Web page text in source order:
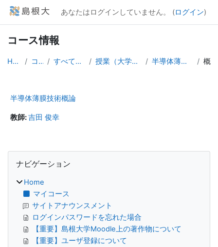
メインコンテンツへスキップする
あなたはログインしていません。 (ログイン)
コース情報
Home コース すべてのコース 授業（大学院生向け） 半導体薄膜技術概論 概要
半導体薄膜技術概論
教師:吉田 俊幸
ブロック
ナビゲーション
Home
マイコース
サイトアナウンスメント
ログインパスワードを忘れた場合
【重要】島根大学Moodle上の著作物について
【重要】ユーザ登録について